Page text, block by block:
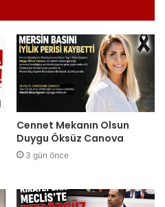
Cennet Mekanın Olsun
Duygu Öksüz Canova
3 gün önce